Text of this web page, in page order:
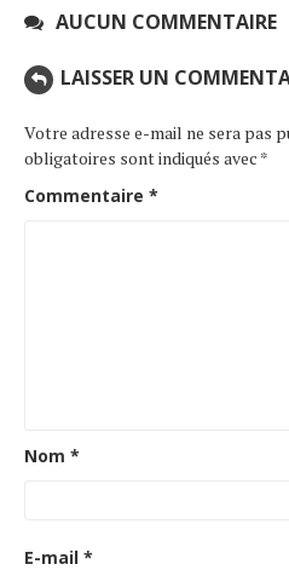
AUCUN COMMENTAIRE
LAISSER UN
Votre adresse e-mail ne sera pas
obligatoires sont indiqués avec *
Commentaire *
Nom *
E-mail *